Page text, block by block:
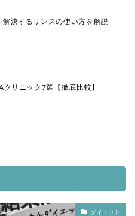
解決するリンスの使い方を解説
リニック7選【徹底比較】
ダイエット